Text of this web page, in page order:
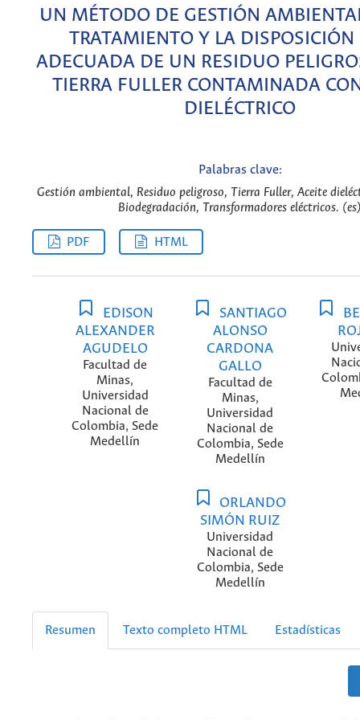
UN MÉTODO DE GESTIÓN
TRATAMIENTO Y LA
ADECUADA DE UN RESIDUO
TIERRA FULLER CONTAMINADA
DIELÉCTRICO
Palabras clave:
Gestión ambiental, Residuo peligroso, Tierra Fuller, Aceite
Biodegradación, Transformadores eléctricos.
PDF HTML
EDISON
ALEXANDER
AGUDELO
Facultad de
Minas,
Universidad
Nacional de
Colombia, Sede
Medellín
SANTIAGO
ALONSO
CARDONA
GALLO
Facultad de
Minas,
Universidad
Nacional de
Colombia, Sede
Medellín
ORLANDO
SIMÓN RUIZ
Universidad
Nacional de
Colombia, Sede
Medellín
Resumen Texto completo HTML Estadísticas